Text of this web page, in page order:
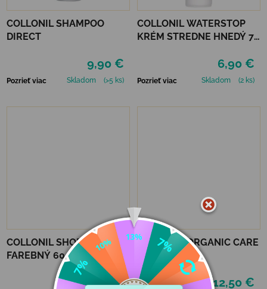
COLLONIL SHAMPOO
DIRECT
9,90 €
Pozrieť viac Skladom (>5 ks)
COLLONIL WATERSTOP
KRÉM STREDNE HNEDÝ 75
6,90 €
Pozrieť viac Skladom (2 ks)
COLLONIL SHOE CREAM
FAREBNÝ 60 ML - AZALEE
6,90 €
COLLONIL ORGANIC CARE
200 ML
12,50 €